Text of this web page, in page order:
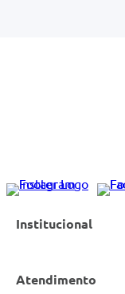
Institucional
Atendimento